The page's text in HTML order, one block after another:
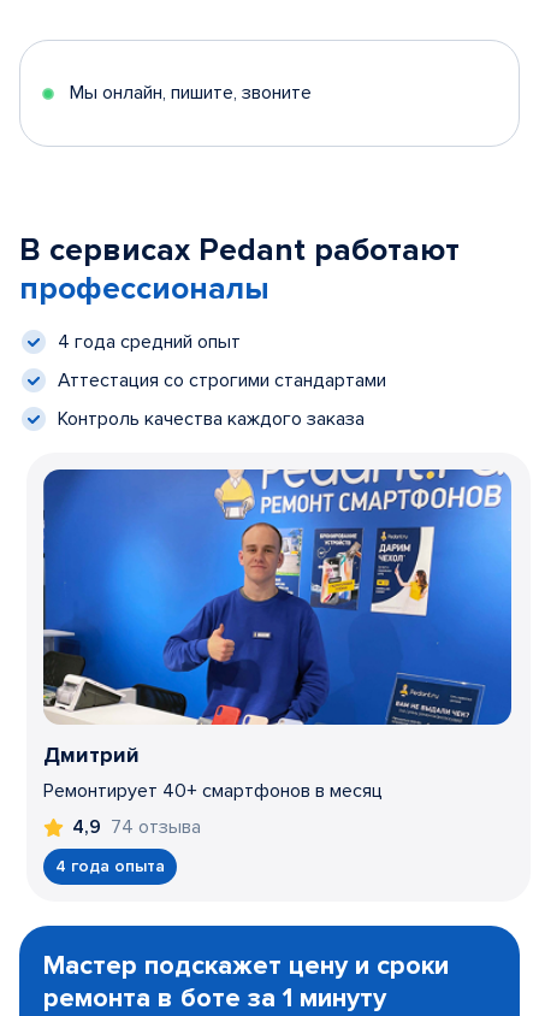
Мы онлайн, пишите, звоните
В сервисах Pedant работают
профессионалы
4 года средний опыт
Аттестация со строгими стандартами
Контроль качества каждого заказа
Дмитрий
Ремонтирует 40+ смартфонов в месяц
4,9 74 отзыва
4 года опыта
1
Мастер подскажет цену и сроки
ремонта в боте за 1 минуту